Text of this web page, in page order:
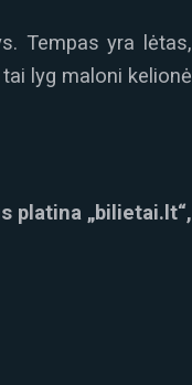
Tempas yra lėtas,
lyg maloni kelionė
platina „bilietai.lt“,